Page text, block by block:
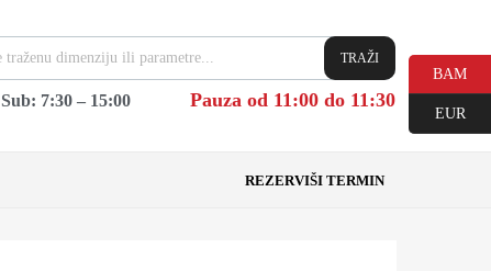
TRAŽI
Sub: 7:30 – 15:00 Pauza od 11:00 do 11:30
REZERVIŠI TERMIN
BAM
EUR